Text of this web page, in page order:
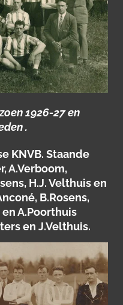
1926-27 en
.
KNVB. Staande
A.Verboom,
H.J. Velthuis en
B.Rosens,
en A.Poorthuis
en J.Velthuis.